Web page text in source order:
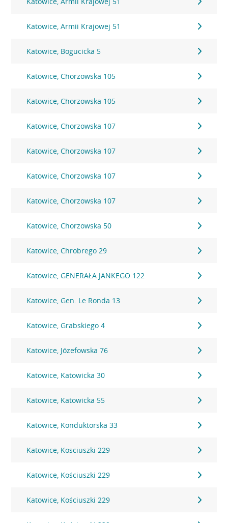
Katowice, Armii Krajowej 51
Katowice, Bogucicka 5
Katowice, Chorzowska 105
Katowice, Chorzowska 105
Katowice, Chorzowska 107
Katowice, Chorzowska 107
Katowice, Chorzowska 107
Katowice, Chorzowska 107
Katowice, Chorzowska 50
Katowice, Chrobrego 29
Katowice, GENERAŁA JANKEGO 122
Katowice, Gen. Le Ronda 13
Katowice, Grabskiego 4
Katowice, Józefowska 76
Katowice, Katowicka 30
Katowice, Katowicka 55
Katowice, Konduktorska 33
Katowice, Kosciuszki 229
Katowice, Kościuszki 229
Katowice, Kościuszki 229